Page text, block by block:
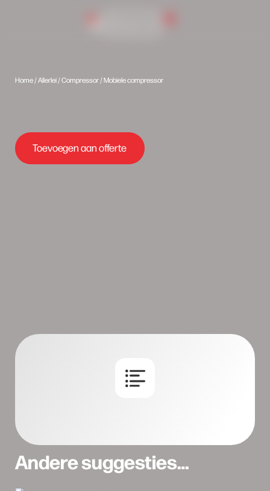
Home/Allerlei/Compressor/ Mobiele compressor
Toevoegen aan offerte
Andere suggesties…